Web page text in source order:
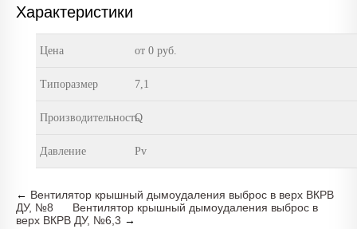
Характеристики
Цена от 0 руб.
Типоразмер 7,1
ПроизводительностьQ
Давление Pv
← Вентилятор крышный дымоудаления выброс в верх ВКРВ
ДУ, №8
Вентилятор крышный дымоудаления выброс в
верх ВКРВ ДУ, №6,3 →